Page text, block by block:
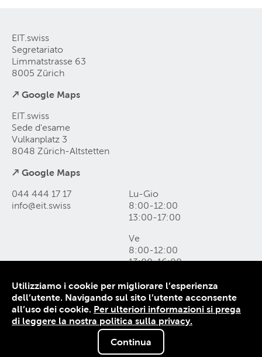
EIT.swiss
Segretariato
Limmatstrasse 63
8005 Zürich
↗ Google Maps
EIT.swiss
Sede d'esame
Vulkanplatz 3
8048 Zürich-Altstetten
↗ Google Maps
044 444 17 17
info@eit swiss
Lu-Gio
8:00-12:00
13:00-17:00
Ve
8:00-12:00
13:00-16:00
Come raggiungerci e form di contatto
Protezione dei dati
Colophon
CG
© 1906-2026 EIT.swiss
Utilizziamo i cookie per migliorare l’esperienza
dell’utente. Navigando sul sito l’utente acconsente
all’uso dei cookie. Per ulteriori informazioni si prega
di leggere la nostra politica sulla privacy.
Continua